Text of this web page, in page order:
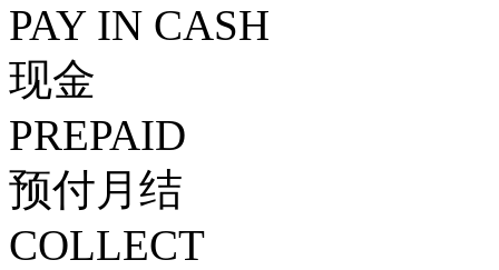
PAY IN CASH
现金
PREPAID
预付月结
COLLECT